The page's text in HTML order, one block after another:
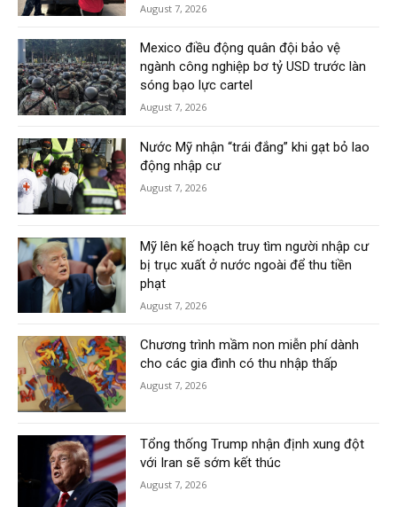
August 7, 2026
Mexico điều động quân đội bảo vệ
ngành công nghiệp bơ tỷ USD trước làn
sóng bạo lực cartel
August 7, 2026
Nước Mỹ nhận “trái đắng” khi gạt bỏ lao
động nhập cư
August 7, 2026
Mỹ lên kế hoạch truy tìm người nhập cư
bị trục xuất ở nước ngoài để thu tiền
phạt
August 7, 2026
Chương trình mầm non miễn phí dành
cho các gia đình có thu nhập thấp
August 7, 2026
Tổng thống Trump nhận định xung đột
với Iran sẽ sớm kết thúc
August 7, 2026